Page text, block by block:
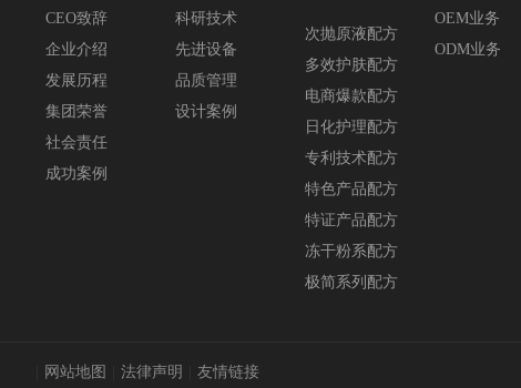
CEO致辞
企业介绍
发展历程
集团荣誉
社会责任
成功案例
科研技术
先进设备
品质管理
设计案例
次抛原液配方
多效护肤配方
电商爆款配方
日化护理配方
专利技术配方
特色产品配方
特证产品配方
冻干粉系配方
极简系列配方
OEM业务
ODM业务
网站地图 法律声明 友情链接